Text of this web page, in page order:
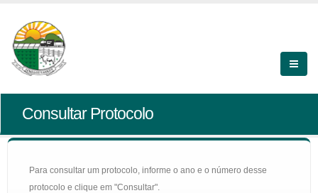
Consultar Protocolo
Para consultar um protocolo, informe o ano e o número desse
protocolo e clique em "Consultar".